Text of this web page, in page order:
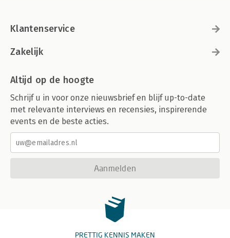
Klantenservice
Zakelijk
Altijd op de hoogte
Schrijf u in voor onze nieuwsbrief en blijf up-to-date
met relevante interviews en recensies, inspirerende
events en de beste acties.
Aanmelden
PRETTIG KENNIS MAKEN